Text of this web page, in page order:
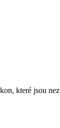
které jsou